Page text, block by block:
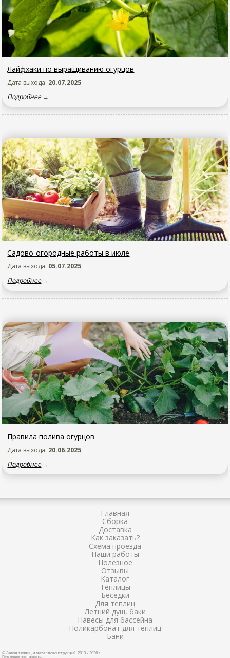
Лайфхаки по выращиванию огурцов
Дата выхода: 20.07.2025
Подробнее→
Садово-огородные работы в июле
Дата выхода: 05.07.2025
Подробнее→
Правила полива огурцов
Дата выхода: 20.06.2025
Подробнее→
Главная
Сборка
Доставка
Как заказать?
Схема проезда
Наши работы
Полезное
Отзывы
Каталог
Теплицы
Беседки
Для теплиц
Летний душ, баки
Навесы для бассейна
Поликарбонат для теплиц
Бани
© Завод теплиц и металлоконструкций, 2010 - 2026 г.